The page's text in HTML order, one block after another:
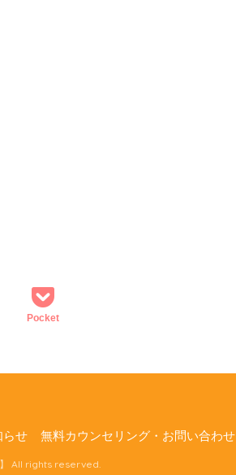
Pocket
らせ 無料カウンセリング・お問い合わせ
All rights reserved.